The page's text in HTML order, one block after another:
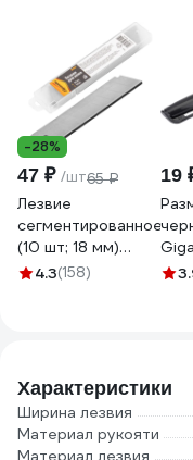
-28%
47 ₽ /шт65 ₽
Лезвие
сегментированное
(10 шт; 18 мм)
SPARTA 78969
4.3(158)
19
Характеристики
Ширина лезвия
Материал рукояти
Материал лезвия